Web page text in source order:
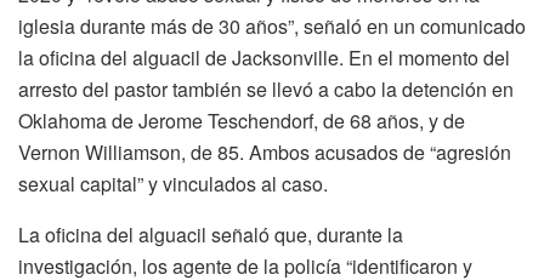
iglesia durante más de 30 años”, señaló en un comunicado
la oficina del alguacil de Jacksonville. En el momento del
arresto del pastor también se llevó a cabo la detención en
Oklahoma de Jerome Teschendorf, de 68 años, y de
Vernon Williamson, de 85. Ambos acusados de “agresión
sexual capital” y vinculados al caso.
La oficina del alguacil señaló que, durante la
investigación, los agente de la policía “identificaron y